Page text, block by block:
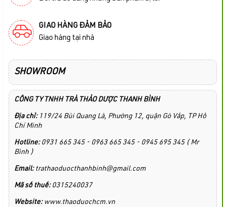
GIAO HÀNG ĐẢM BẢO
Giao hàng tại nhà
SHOWROOM
CÔNG TY TNHH TRÀ THẢO DƯỢC THANH BÌNH
Địa chỉ:119/24 Bùi Quang Là, Phường 12, quận Gò Vấp, TP Hồ
Chí Minh
Hotline:0931 665 345 - 0963 665 345 - 0945 695 345 ( Mr
Bình )
Email:trathaoduocthanhbinh@gmail.com
Mã số thuế: 0315240037
Website:www.thaoduochcm.vn